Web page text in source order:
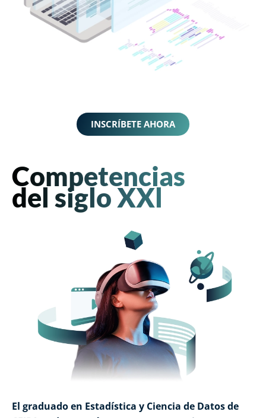
INSCRÍBETE AHORA
Competencias
del siglo XXl
El graduado en Estadística y Ciencia de Datos de